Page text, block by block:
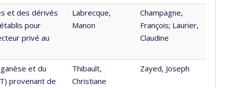
et des dérivés
pour
privé au
Labrecque,
Manon
Champagne,
François; Laurier,
Claudine
et du
provenant de
Thibault,
Christiane
Zayed, Joseph